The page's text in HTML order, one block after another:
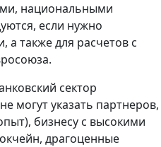
национальными
если нужно
а также для расчетов с
сектор
могут указать партнеров,
бизнесу с высокими
драгоценные